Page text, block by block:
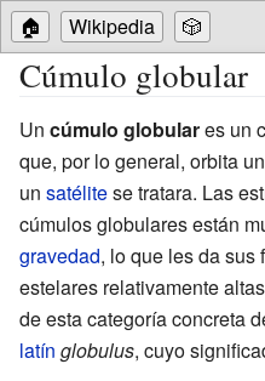
🏠 Wikipedia 🎲
Cúmulo globular
Un cúmulo globulares un
que, por lo general, orbita un
un satélitese tratara. Las
cúmulos globulares están
gravedad, lo que les da sus
estelares relativamente
de esta categoría concreta
latín globulus, cuyo